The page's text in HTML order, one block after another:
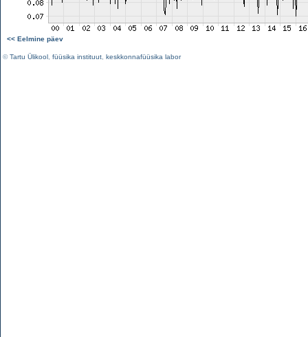
<< Eelmine päev
©Tartu Ülikool füüsika instituut keskkonnafüüsika labor